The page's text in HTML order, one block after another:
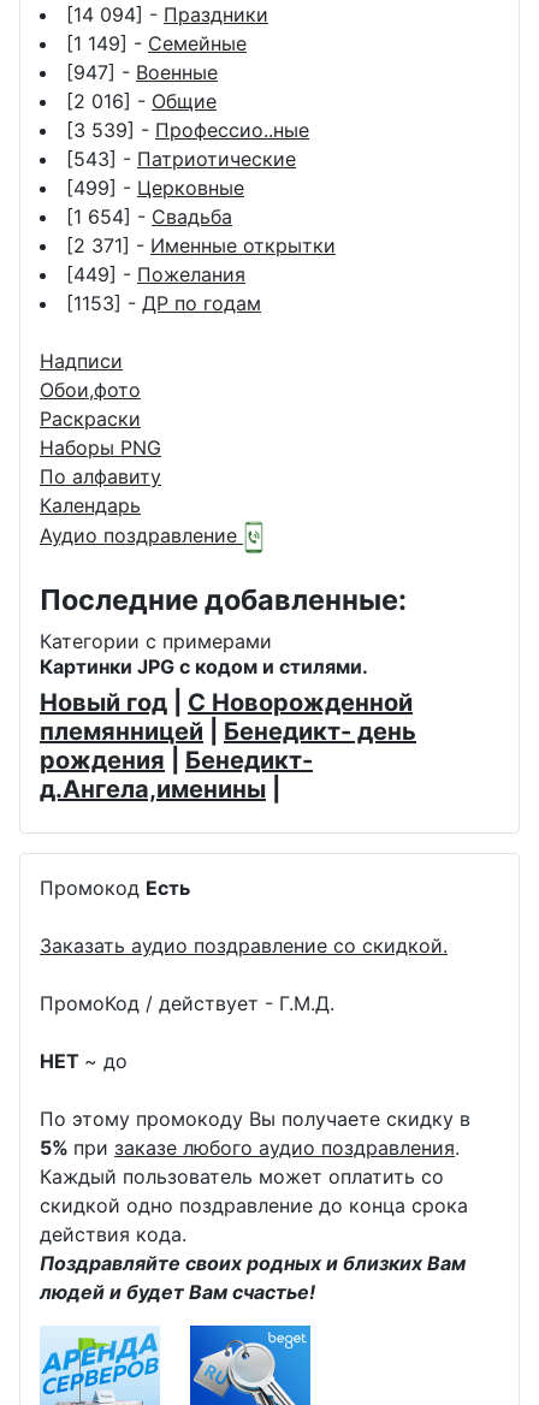
[14 094] - Праздники
[1 149] - Семейные
[947] - Военные
[2 016] - Общие
[3 539] - Профессио..ные
[543] - Патриотические
[499] - Церковные
[1 654] - Свадьба
[2 371] - Именные открытки
[449] - Пожелания
[1153] - ДР по годам
Надписи
Обои,фото
Раскраски
Наборы PNG
По алфавиту
Календарь
Аудио поздравление
Последние добавленные:
Категории с примерами
Картинки JPG с кодом и стилями.
Новый год
С Новорожденной
племянницей
Бенедикт- день
рождения
Бенедикт-
д.Ангела,именины
Промокод Есть
Заказать аудио поздравление со скидкой.
ПромоКод / действует - Г.М.Д.
НЕТ ~ до
По этому промокоду Вы получаете скидку в
5% при заказе любого аудио поздравления.
Каждый пользователь может оплатить со
скидкой одно поздравление до конца срока
действия кода.
Поздравляйте своих родных и близких Вам
людей и будет Вам счастье!